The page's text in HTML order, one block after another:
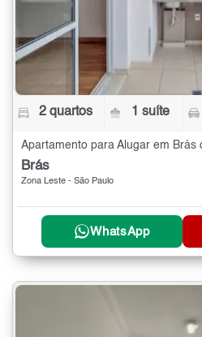
2 quartos 1 suíte
Apartamento para Alugar em Brás
Brás
Zona Leste - São Paulo
WhatsApp